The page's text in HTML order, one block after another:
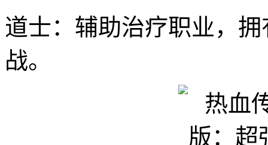
道士：辅助治疗职业，
战。